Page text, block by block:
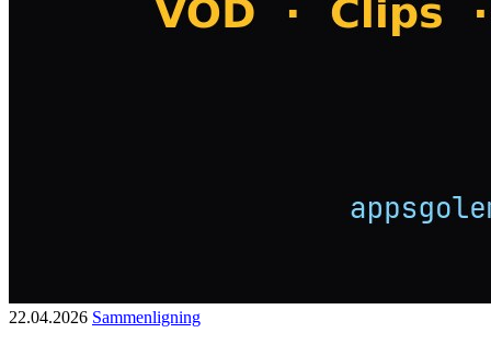
22.04.2026 Sammenligning